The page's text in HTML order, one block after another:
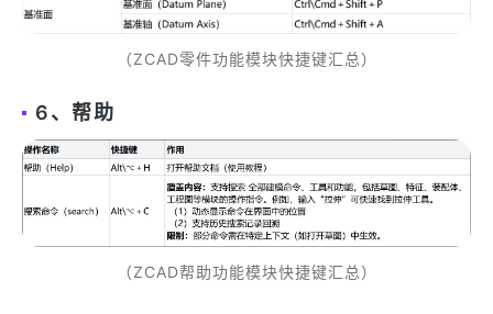
（ZCAD零件功能模块快捷键汇总）
6、帮助
（ZCAD帮助功能模块快捷键汇总）